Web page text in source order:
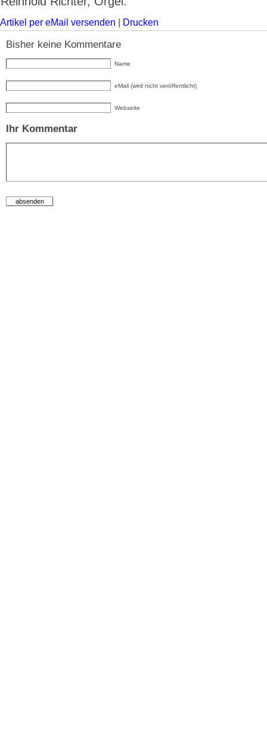
Artikel per eMail versenden Drucken
Bisher keine Kommentare
Name
eMail (wird nicht veröffentlicht)
Webseite
Ihr Kommentar